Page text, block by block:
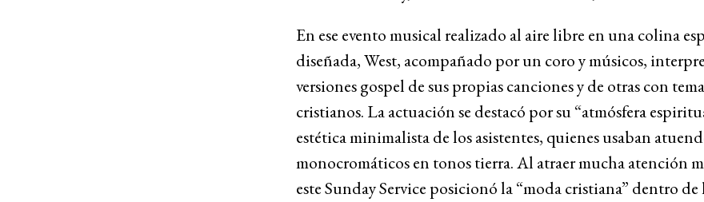
En ese evento musical realizado al aire libre en una colina
diseñada, West, acompañado por un coro y músicos,
versiones gospel de sus propias canciones y de otras con
cristianos. La actuación se destacó por su “atmósfera
estética minimalista de los asistentes, quienes usaban
monocromáticos en tonos tierra. Al atraer mucha atención
este Sunday Service posicionó la “moda cristiana” dentro